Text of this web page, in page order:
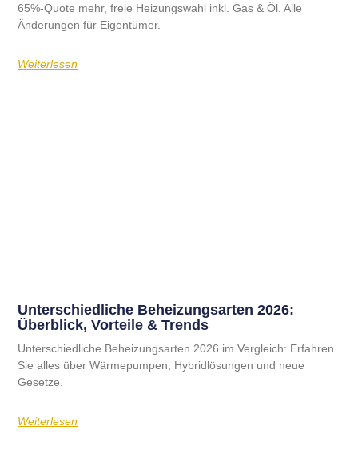
65%-Quote mehr, freie Heizungswahl inkl. Gas & Öl. Alle
Änderungen für Eigentümer.
Weiterlesen
Unterschiedliche Beheizungsarten 2026:
Überblick, Vorteile & Trends
Unterschiedliche Beheizungsarten 2026 im Vergleich: Erfahren
Sie alles über Wärmepumpen, Hybridlösungen und neue
Gesetze.
Weiterlesen